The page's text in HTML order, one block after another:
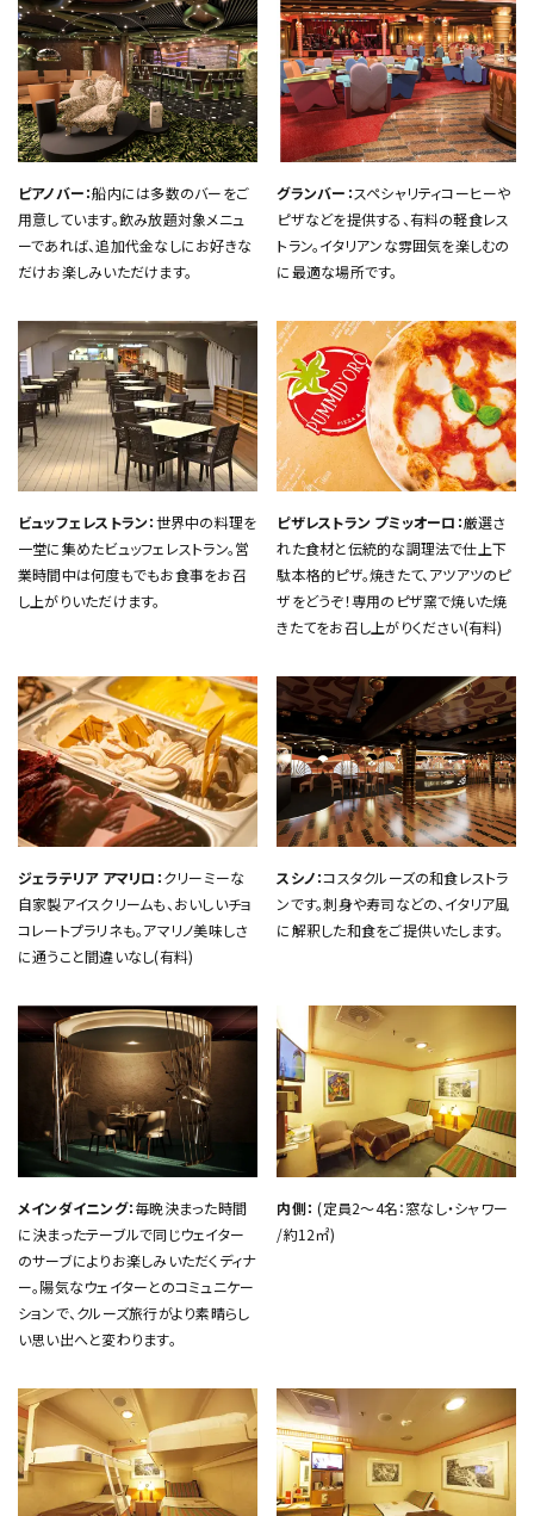
ピアノバー：船内には多数のバーをご
用意しています。飲み放題対象メニュ
ーであれば、追加代金なしにお好きな
だけお楽しみいただけます。
グランバー：スペシャリティコーヒーや
ピザなどを提供する、有料の軽食レス
トラン。イタリアンな雰囲気を楽しむの
に最適な場所です。
ビュッフェレストラン：世界中の料理を
一堂に集めたビュッフェレストラン。営
業時間中は何度もでもお食事をお召
し上がりいただけます。
ピザレストラン プミッオーロ：厳選さ
れた食材と伝統的な調理法で仕上下
駄本格的ピザ。焼きたて、アツアツのピ
ザをどうぞ！専用のピザ窯で焼いた焼
きたてをお召し上がりください(有料)
ジェラテリア アマリロ：クリーミーな
自家製アイスクリームも、おいしいチョ
コレートプラリネも。アマリノ美味しさ
に通うこと間違いなし(有料)
スシノ：コスタクルーズの和食レストラ
ンです。刺身や寿司などの、イタリア風
に解釈した和食をご提供いたします。
メインダイニング：毎晩決まった時間
に決まったテーブルで同じウェイター
のサーブによりお楽しみいただくディナ
ー。陽気なウェイターとのコミュニケー
ションで、クルーズ旅行がより素晴らし
い思い出へと変わります。
内側： (定員2～4名：窓なし・シャワー
/約12㎡)